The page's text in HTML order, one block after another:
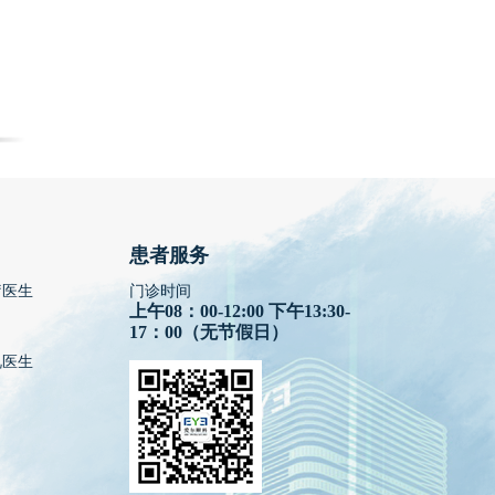
生
生
患者服务
门诊时间
上午08：00-12:00 下午13:30-
17：00（无节假日）